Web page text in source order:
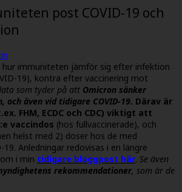
post COVID-19 och
immuniteten jämför sig efter infektion
19), kontra efter vaccinering mot
som tyder på att Omicron sänker
och även vid tidigare COVID-19. Därav är
FHM, ECDC och CDC) viktigt att
vaccindos (hos fullvaccinerade), och
helst med 2) doser hos de med
Anledningar redovisas i en längre
i min tidigare bloggpost här. Se även
rekommendationer, som är de